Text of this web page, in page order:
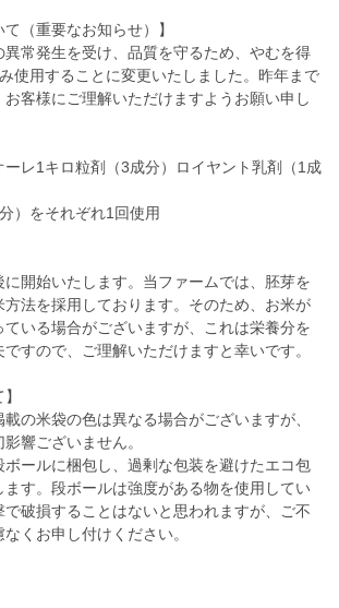
て（重要なお知らせ）】
常発生を受け、品質を守るため、やむを得
使用することに変更いたしました。昨年まで
客様にご理解いただけますようお願い申し
ーレ1キロ粒剤（3成分）ロイヤント乳剤（1成
）をそれぞれ1回使用
開始いたします。当ファームでは、胚芽を
方法を採用しております。そのため、お米が
ている場合がございますが、これは栄養分を
すので、ご理解いただけますと幸いです。
の米袋の色は異なる場合がございますが、
響ございません。
ボールに梱包し、過剰な包装を避けたエコ包
す。段ボールは強度がある物を使用してい
で破損することはないと思われますが、ご不
くお申し付けください。